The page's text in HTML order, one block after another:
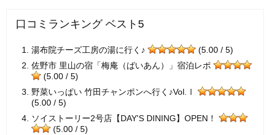
口コミランキング ベスト5
湯布院チーズ工房の湯に行く♪
(5.00 / 5)
佐野市 里山の宿「梅庵（ばいあん）」宿泊レポ
(5.00 / 5)
野菜いっぱい 竹田チャンポンへ行く♪Vol.Ⅰ
(5.00 / 5)
ソイストーリー2号店【DAY'S DINING】OPEN！
(5.00 / 5)